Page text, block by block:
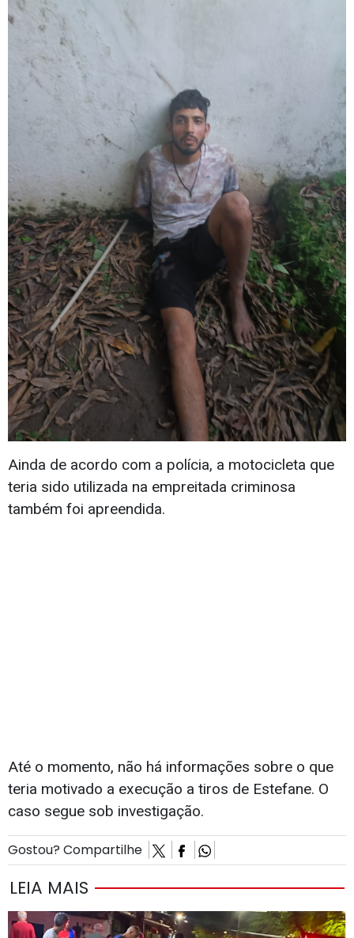
Ainda de acordo com a polícia, a motocicleta que
teria sido utilizada na empreitada criminosa
também foi apreendida.
Até o momento, não há informações sobre o que
teria motivado a execução a tiros de Estefane. O
caso segue sob investigação.
Gostou? Compartilhe
LEIA MAIS